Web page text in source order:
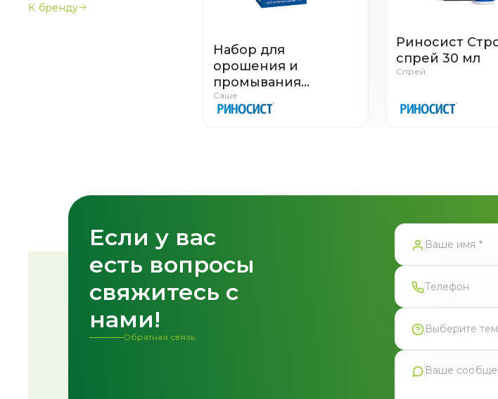
К бренду
Набор для
орошения и
промывания
полости носа для
детей и взрослых с
Саше
Риносист
спрей 30 мл
Спрей
Если у вас
есть вопросы
свяжитесь с
нами!
Обратная связь
Выберите
Продукция
Производство
Спасибо!
Форма успешно отправлена